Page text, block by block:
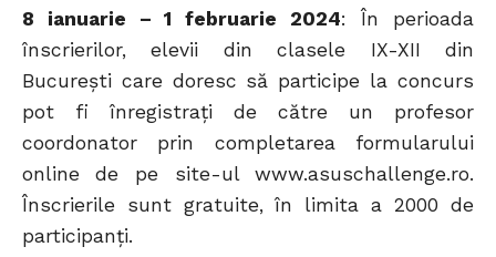
8 ianuarie – 1 februarie 2024: În perioada
înscrierilor, elevii din clasele IX-XII din
București care doresc să participe la concurs
pot fi înregistrați de către un profesor
coordonator prin completarea formularului
online de pe site-ul www.asuschallenge.ro.
Înscrierile sunt gratuite, în limita a 2000 de
participanți.